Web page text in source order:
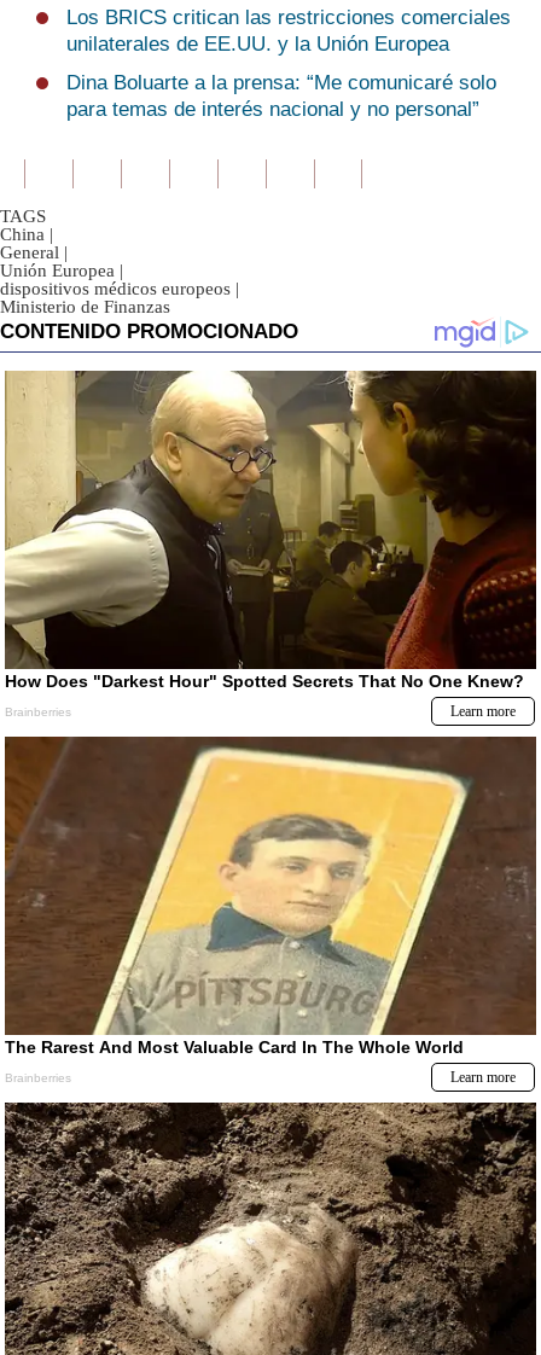
Los BRICS critican las restricciones comerciales
unilaterales de EE.UU. y la Unión Europea
Dina Boluarte a la prensa: “Me comunicaré solo
para temas de interés nacional y no personal”
TAGS
China |
General |
Unión Europea |
dispositivos médicos europeos |
Ministerio de Finanzas